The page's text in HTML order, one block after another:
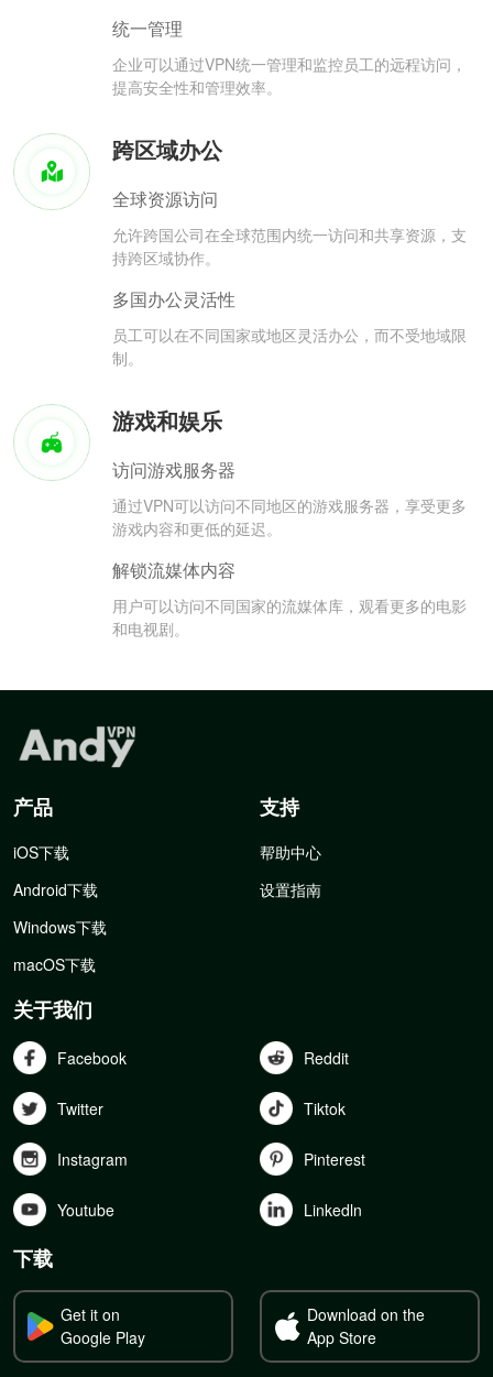
统一管理
企业可以通过VPN统一管理和监控员工的远程访问，
提高安全性和管理效率。
跨区域办公
全球资源访问
允许跨国公司在全球范围内统一访问和共享资源，支
持跨区域协作。
多国办公灵活性
员工可以在不同国家或地区灵活办公，而不受地域限
制。
游戏和娱乐
访问游戏服务器
通过VPN可以访问不同地区的游戏服务器，享受更多
游戏内容和更低的延迟。
解锁流媒体内容
用户可以访问不同国家的流媒体库，观看更多的电影
和电视剧。
产品
iOS下载
Android下载
Windows下载
macOS下载
支持
帮助中心
设置指南
关于我们
Facebook Reddit
Twitter Tiktok
Instagram Pinterest
Youtube Linkedln
下载
Get it on
Google Play
Download on the
App Store